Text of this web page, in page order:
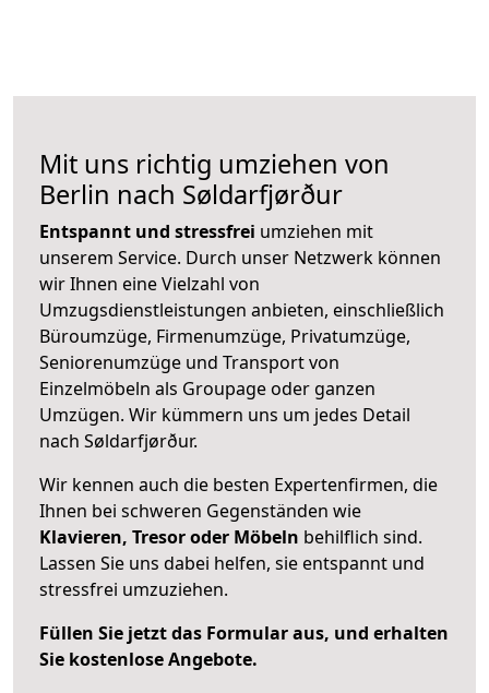
Mit uns richtig umziehen von
Berlin nach Søldarfjørður
Entspannt und stressfrei umziehen mit
unserem Service. Durch unser Netzwerk können
wir Ihnen eine Vielzahl von
Umzugsdienstleistungen anbieten, einschließlich
Büroumzüge, Firmenumzüge, Privatumzüge,
Seniorenumzüge und Transport von
Einzelmöbeln als Groupage oder ganzen
Umzügen. Wir kümmern uns um jedes Detail
nach Søldarfjørður.
Wir kennen auch die besten Expertenfirmen, die
Ihnen bei schweren Gegenständen wie
Klavieren, Tresor oder Möbeln behilflich sind.
Lassen Sie uns dabei helfen, sie entspannt und
stressfrei umzuziehen.
Füllen Sie jetzt das Formular aus, und erhalten
Sie kostenlose Angebote.